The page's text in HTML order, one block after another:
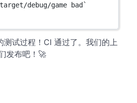
debug/game bad`
测试过程！CI 通过了。我们的上
发布吧！🚀